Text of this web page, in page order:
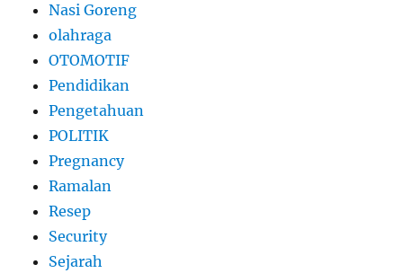
Nasi Goreng
olahraga
OTOMOTIF
Pendidikan
Pengetahuan
POLITIK
Pregnancy
Ramalan
Resep
Security
Sejarah